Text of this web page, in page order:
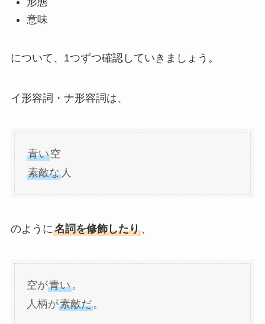
意味
について、1つずつ確認していきましょう。
イ形容詞・ナ形容詞は、
青い空
素敵な人
のように名詞を修飾したり、
空が青い。
人柄が素敵だ。